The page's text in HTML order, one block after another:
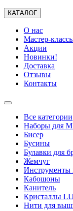
КАТАЛОГ
О нас
Мастер-
Акции
Новинки!
Доставка
Отзывы
Контакты
Все категории
Наборы для
Бисер
Бусины
Булавки для
Жемчуг
Инструменты
Кабошоны
Канитель
Кристаллы
Нити для